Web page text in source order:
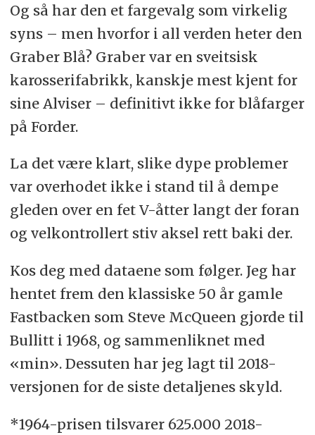
Og så har den et fargevalg som virkelig
syns – men hvorfor i all verden heter den
Graber Blå? Graber var en sveitsisk
karosserifabrikk, kanskje mest kjent for
sine Alviser – definitivt ikke for blåfarger
på Forder.
La det være klart, slike dype problemer
var overhodet ikke i stand til å dempe
gleden over en fet V-åtter langt der foran
og velkontrollert stiv aksel rett baki der.
Kos deg med dataene som følger. Jeg har
hentet frem den klassiske 50 år gamle
Fastbacken som Steve McQueen gjorde til
Bullitt i 1968, og sammenliknet med
«min». Dessuten har jeg lagt til 2018-
versjonen for de siste detaljenes skyld.
*1964-prisen tilsvarer 625.000 2018-